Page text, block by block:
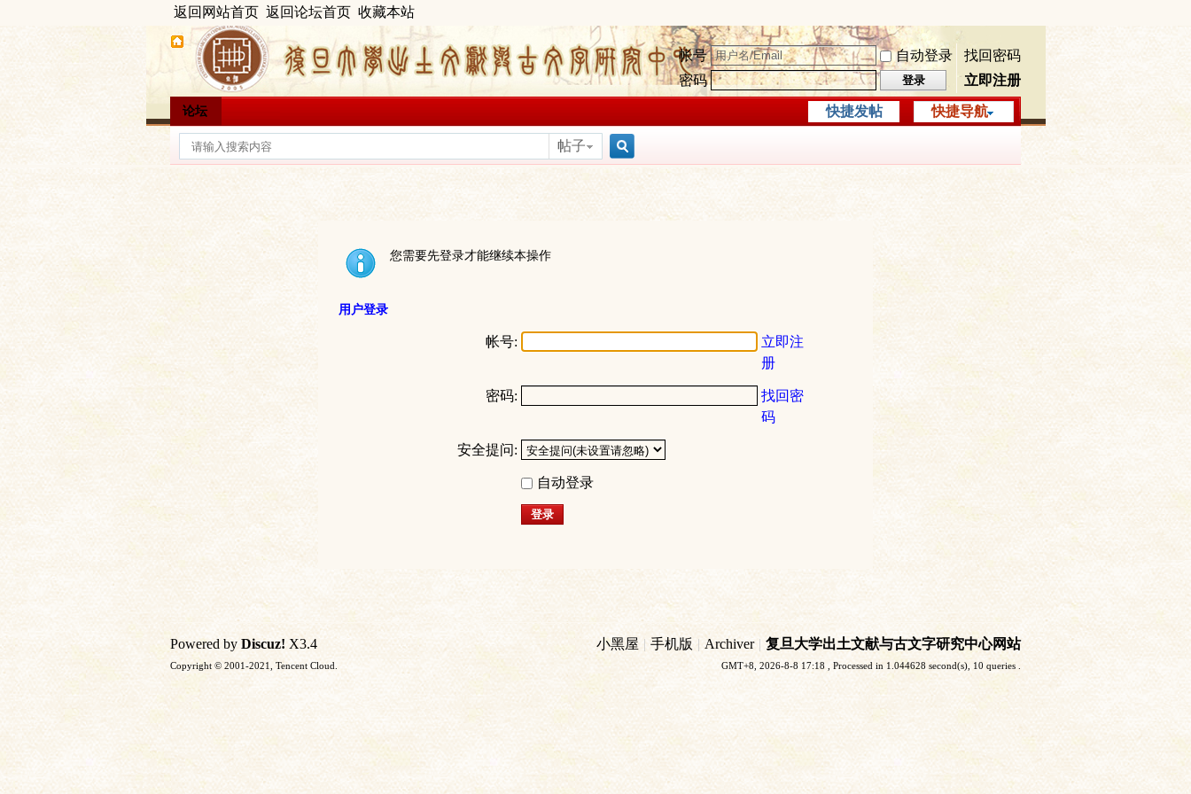
返回网站首页 返回论坛首页 收藏本站
帐号 自动登录
找回密码
密码
登录 立即注册
快捷导航
论坛 快捷发帖
帖子
您需要先登录才能继续本操作
用户登录
帐号:
立即注
册
密码:
找回密
码
安全提问:
自动登录
登录
小黑屋 | 手机版 | Archiver | 复旦大学出土文献与古文字研究中心网站
GMT+8, 2026-8-8 17:18 , Processed in 1.044628 second(s), 10 queries .
Powered by Discuz! X3.4
Copyright © 2001-2021, Tencent Cloud.